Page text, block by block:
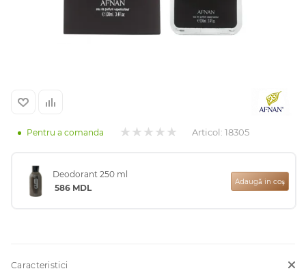
Pentru a comanda Articol: 18305
Deodorant 250 ml
586 MDL
Adaugă in coş
Caracteristici